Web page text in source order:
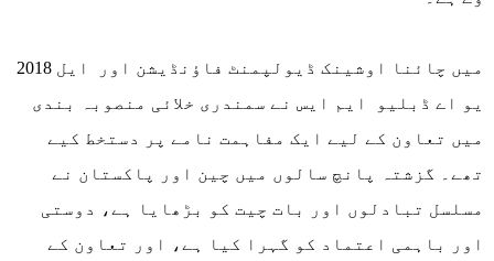
2018 میں چائنا اوشینک ڈیولپمنٹ فاؤنڈیشن اور ایل
یو اے ڈبلیو ایم ایس نے سمندری خلائی منصوبہ بندی
میں تعاون کے لیے ایک مفاہمت نامے پر دستخط کیے
تھے۔ گزشتہ پانچ سالوں میں چین اور پاکستان نے
مسلسل تبادلوں اور بات چیت کو بڑھایا ہے، دوستی
اور باہمی اعتماد کو گہرا کیا ہے، اور تعاون کے